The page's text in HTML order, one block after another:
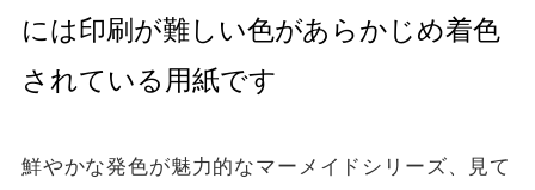
には印刷が難しい色があらかじめ着色
されている用紙です
鮮やかな発色が魅力的なマーメイドシリーズ、見て